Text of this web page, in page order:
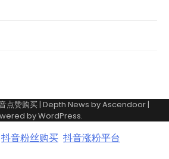
点赞购买 | Depth News byAscendoor |
byWordPress.
抖音粉丝购买 抖音涨粉平台